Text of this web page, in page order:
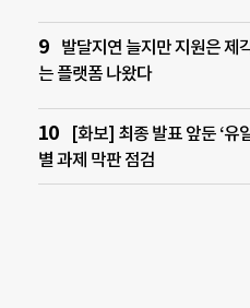
발달지연 늘지만 지원은 제
는 플랫폼 나왔다
[화보] 최종 발표 앞둔 ‘유
별 과제 막판 점검